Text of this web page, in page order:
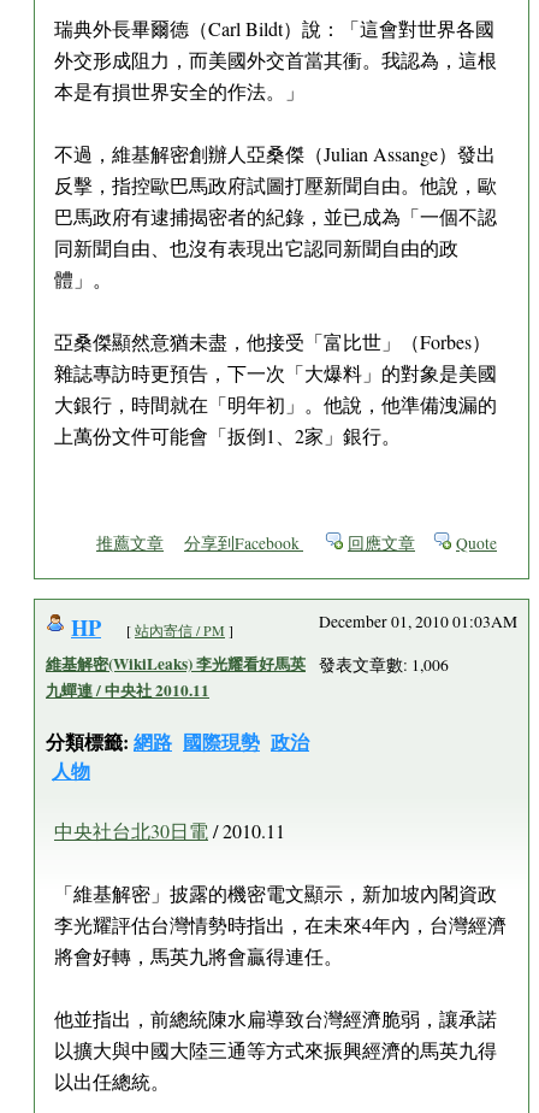
瑞典外長畢爾德（Carl Bildt）說：「這會對世界各國
外交形成阻力，而美國外交首當其衝。我認為，這根
本是有損世界安全的作法。」
不過，維基解密創辦人亞桑傑（Julian Assange）發出
反擊，指控歐巴馬政府試圖打壓新聞自由。他說，歐
巴馬政府有逮捕揭密者的紀錄，並已成為「一個不認
同新聞自由、也沒有表現出它認同新聞自由的政
體」。
亞桑傑顯然意猶未盡，他接受「富比世」（Forbes）
雜誌專訪時更預告，下一次「大爆料」的對象是美國
大銀行，時間就在「明年初」。他說，他準備洩漏的
上萬份文件可能會「扳倒1、2家」銀行。
推薦文章 分享到Facebook 回應文章 Quote
HP [站內寄信 / PM ]
維基解密(WikiLeaks) 李光耀看好馬英
九蟬連 / 中央社 2010.11
分類標籤: 網路 國際現勢 政治
人物
December 01, 2010 01:03AM
發表文章數: 1,006
中央社台北30日電 / 2010.11
「維基解密」披露的機密電文顯示，新加坡內閣資政
李光耀評估台灣情勢時指出，在未來4年內，台灣經濟
將會好轉，馬英九將會贏得連任。
他並指出，前總統陳水扁導致台灣經濟脆弱，讓承諾
以擴大與中國大陸三通等方式來振興經濟的馬英九得
以出任總統。